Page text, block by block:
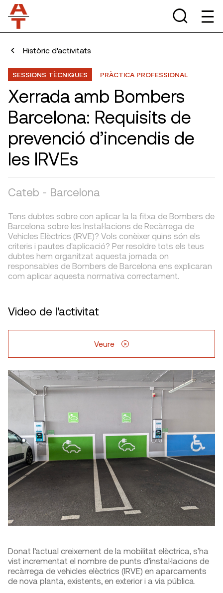
Històric d'activitats
SESSIONS TÈCNIQUES PRÀCTICA PROFESSIONAL
Xerrada amb Bombers
Barcelona: Requisits de
prevenció d’incendis de
les IRVEs
Cateb - Barcelona
Tens dubtes sobre con aplicar la la fitxa de Bombers de
Barcelona sobre les Instal·lacions de Recàrrega de
Vehicles Elèctrics (IRVE)? Vols conèixer quins són els
criteris i pautes d'aplicació? Per resoldre tots els teus
dubtes hem organitzat aquesta jornada on
responsables de Bombers de Barcelona ens explicaran
com aplicar aquesta normativa correctament.
Video de l'activitat
Veure
Donat l’actual creixement de la mobilitat elèctrica, s’ha
vist incrementat el nombre de punts d’instal·lacions de
recàrrega de vehicles elèctrics (IRVE) en aparcaments
de nova planta, existents, en exterior i a via pública.